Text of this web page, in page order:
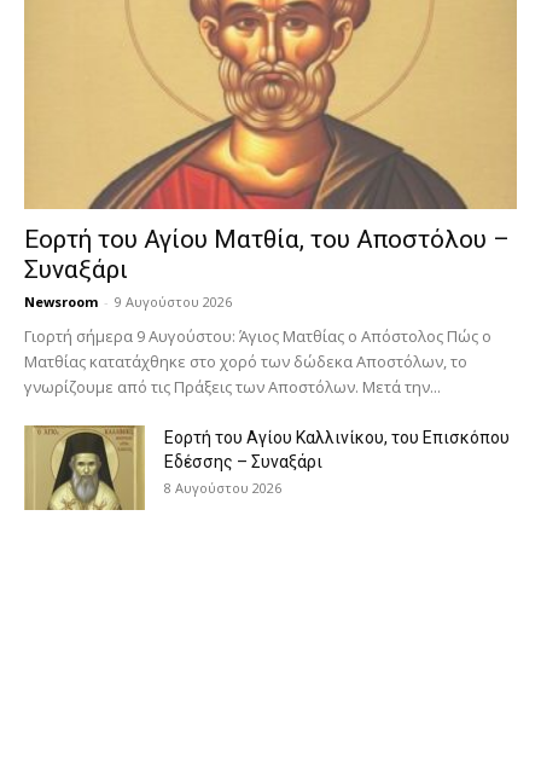
Εορτή του Αγίου Ματθία, του Αποστόλου –
Συναξάρι
Newsroom - 9 Αυγούστου 2026
Γιορτή σήμερα 9 Αυγούστου: Άγιος Ματθίας ο Απόστολος Πώς ο
Ματθίας κατατάχθηκε στο χορό των δώδεκα Αποστόλων, το
γνωρίζουμε από τις Πράξεις των Αποστόλων. Μετά την...
Εορτή του Αγίου Καλλινίκου, του Επισκόπου
Εδέσσης – Συναξάρι
8 Αυγούστου 2026